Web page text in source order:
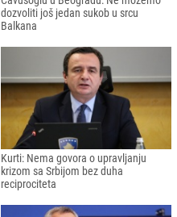
dozvoliti još jedan sukob u srcu
Balkana
Kurti: Nema govora o upravljanju
krizom sa Srbijom bez duha
reciprociteta